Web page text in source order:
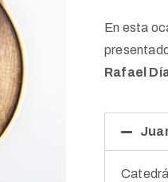
En esta
Rafael